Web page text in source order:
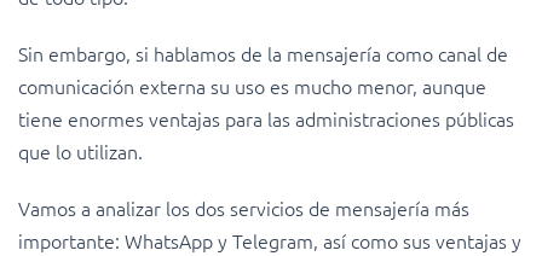
Sin embargo, si hablamos de la mensajería como canal de
comunicación externa su uso es mucho menor, aunque
tiene enormes ventajas para las administraciones públicas
que lo utilizan.
Vamos a analizar los dos servicios de mensajería más
importante: WhatsApp y Telegram, así como sus ventajas y